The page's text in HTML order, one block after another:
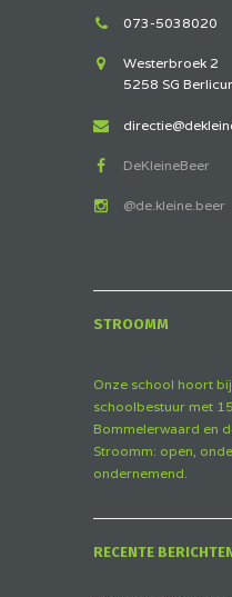
073-5038020
Westerbroek 2
5258 SG
DeKleineBeer
@de.kleine.beer
STROOMM
Onze school hoort
schoolbestuur met
Bommelerwaard en
Stroomm: open,
ondernemend.
RECENTE